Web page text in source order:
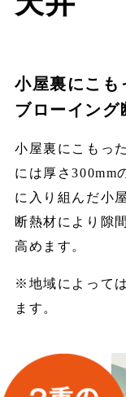
小屋裏にこも
ブローイング
小屋裏にこもっ
には厚さ300mm
に入り組んだ小
断熱材により隙
高めます。
※地域によって
ます。